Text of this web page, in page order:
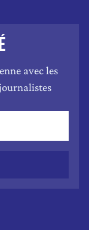
avec les